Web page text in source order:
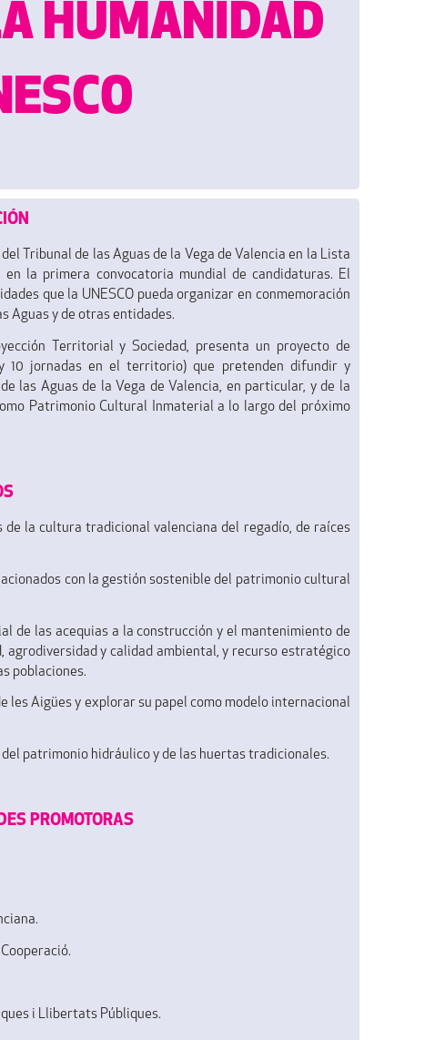
HUMANIDAD
Tribunal de las Aguas de la Vega de Valencia en la Lista
la primera convocatoria mundial de candidaturas. El
que la UNESCO pueda organizar en conmemoración
Aguas y de otras entidades.
Territorial y Sociedad, presenta un proyecto de
10 jornadas en el territorio) que pretenden difundir y
las Aguas de la Vega de Valencia, en particular, y de la
Patrimonio Cultural Inmaterial a lo largo del próximo
la cultura tradicional valenciana del regadío, de raíces
con la gestión sostenible del patrimonio cultural
de las acequias a la construcción y el mantenimiento de
agrodiversidad y calidad ambiental, y recurso estratégico
poblaciones.
Aigües y explorar su papel como modelo internacional
patrimonio hidráulico y de las huertas tradicionales.
PROMOTORAS
i Llibertats Públiques.